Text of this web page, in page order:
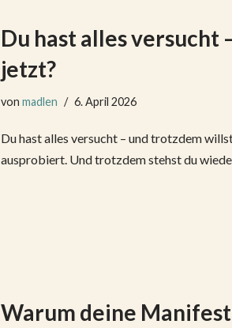
Du hast alles versucht
jetzt?
von madlen 6. April 2026
Du hast alles versucht – und trotzdem
ausprobiert. Und trotzdem stehst du
Warum deine